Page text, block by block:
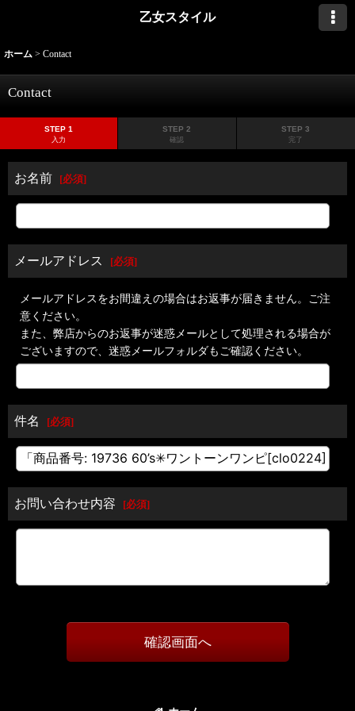
乙女スタイル
ホーム > Contact
Contact
STEP 1
入力
STEP 2
確認
STEP 3
完了
お名前 [必須]
メールアドレス [必須]
メールアドレスをお間違えの場合はお返事が届きません。ご注
意ください。
また、弊店からのお返事が迷惑メールとして処理される場合が
ございますので、迷惑メールフォルダもご確認ください。
件名 [必須]
お問い合わせ内容 [必須]
確認画面へ